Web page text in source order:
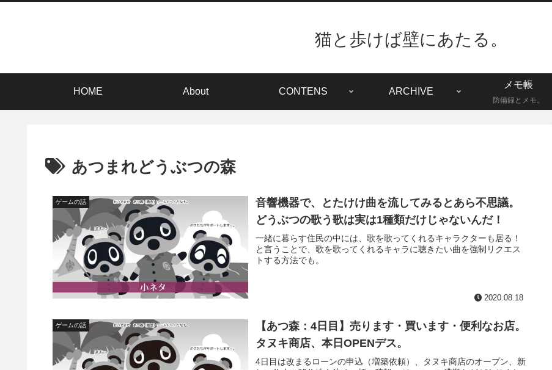
猫と歩けば壁にあたる。
HOME About CONTENS ARCHIVE
メモ帳
防備録とメモ。
あつまれどうぶつの森
ゲームの話
音響機器で、とたけけ曲を流してみるとあら不思議。
どうぶつの歌う歌は実は1種類だけじゃないんだ！
一緒に暮らす住民の中には、歌を歌ってくれるキャラクターも居る！
と言うことで、歌を歌ってくれるキャラに聴きたい曲を強制リクエス
トする方法でも。
2020.08.18
ゲームの話
【あつ森：4日目】売ります・買います・便利なお店。
タヌキ商店、本日OPENデス。
4日目は改まるローンの申込（増築依頼）、タヌキ商店のオープン、新